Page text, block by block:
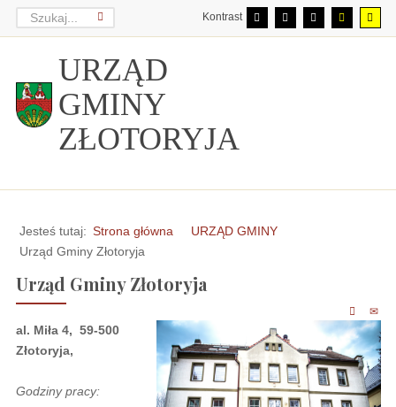
Kontrast
URZĄD
GMINY
ZŁOTORYJA
Jesteś tutaj: Strona główna
URZĄD GMINY
Urząd Gminy Złotoryja
Urząd Gminy Złotoryja
al. Miła 4, 59-500
Złotoryja,
Godziny pracy: